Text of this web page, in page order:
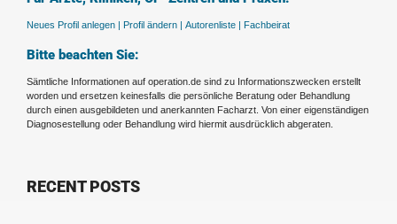
Neues Profil anlegen | Profil ändern | Autorenliste | Fachbeirat
Bitte beachten Sie:
Sämtliche Informationen auf operation.de sind zu Informationszwecken erstellt
worden und ersetzen keinesfalls die persönliche Beratung oder Behandlung
durch einen ausgebildeten und anerkannten Facharzt. Von einer eigenständigen
Diagnosestellung oder Behandlung wird hiermit ausdrücklich abgeraten.
RECENT POSTS